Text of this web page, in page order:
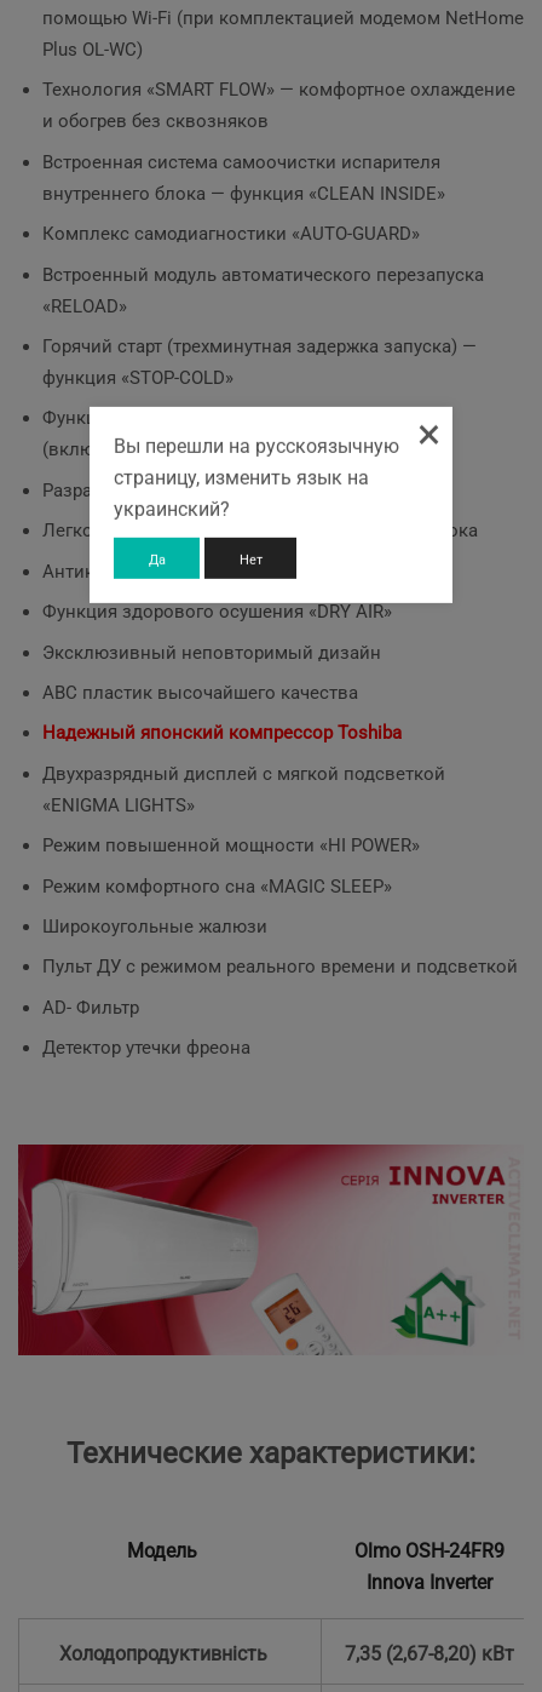
помощью Wi-Fi (при комплектацией модемом NetHome
Plus OL-WC)
Технология «SMART FLOW» — комфортное охлаждение
и обогрев без сквозняков
Встроенная система самоочистки испарителя
внутреннего блока — функция «CLEAN INSIDE»
Комплекс самодиагностики «AUTO-GUARD»
Встроенный модуль автоматического перезапуска
«RELOAD»
Горячий старт (трехминутная задержка запуска) —
функция «STOP-COLD»
Функция «Сlever TIMER» — таймер на 24 часа
(включение/выключение)
Разработка «PIPE TWINS»
Легко очищаемая конструкция внутреннего блока
Антикоррозийное покрытие «GOLD FIN»
Функция здорового осушения «DRY AIR»
Эксклюзивный неповторимый дизайн
ABC пластик высочайшего качества
Надежный японский компрессор Toshiba
Двухразрядный дисплей c мягкой подсветкой
«ENIGMA LIGHTS»
Режим повышенной мощности «HI POWER»
Режим комфортного сна «MAGIC SLEEP»
Широкоугольные жалюзи
Пульт ДУ с режимом реального времени и подсветкой
AD- Фильтр
Детектор утечки фреона
Технические характеристики:
Модель
Olmo OSH-24FR9
Innova Inverter
Холодопродуктивність 7,35 (2,67-8,20) кВт
×
Вы перешли на русскоязычную
страницу, изменить язык на
украинский?
Да Нет